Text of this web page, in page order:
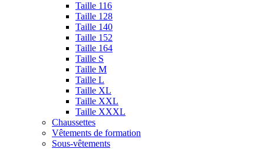
Taille 116
Taille 128
Taille 140
Taille 152
Taille 164
Taille S
Taille M
Taille L
Taille XL
Taille XXL
Taille XXXL
Chaussettes
Vêtements de formation
Sous-vêtements